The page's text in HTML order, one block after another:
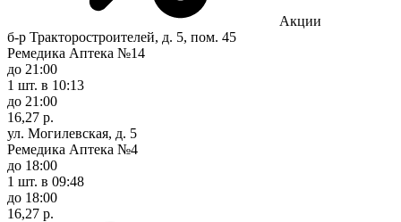
Акции
б-р Тракторостроителей, д. 5, пом. 45
Ремедика Аптека №14
до 21:00
1 шт. в 10:13
до 21:00
16,27 р.
ул. Могилевская, д. 5
Ремедика Аптека №4
до 18:00
1 шт. в 09:48
до 18:00
16,27 р.